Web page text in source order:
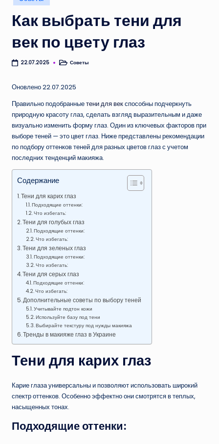
в
Как выбрать тени для
век по цвету глаз
22.07.2025
Опубликовано
Советы
Оновлено 22.07.2025
Правильно подобранныетени для векспособны подчеркнуть
природную красоту глаз, сделать взгляд выразительным и даже
визуально изменить форму глаз. Один из ключевых факторов при
выборе теней — это цвет глаз. Ниже представлены рекомендации
по подбору оттенков теней для разных цветов глаз с учетом
последних тенденций макияжа.
Содержание
Тени для карих глаз
Подходящие оттенки:
Что избегать:
Тени для голубых глаз
Подходящие оттенки:
Что избегать:
Тени для зеленых глаз
Подходящие оттенки:
Что избегать:
Тени для серых глаз
Подходящие оттенки:
Что избегать:
Дополнительные советы по выбору теней
Учитывайте подтон кожи
Используйте базу под тени
Выбирайте текстуру под нужды макияжа
Тренды в макияже глаз в Украине
Тени для карих глаз
Карие глаза универсальны и позволяют использовать широкий
спектр оттенков. Особенно эффектно они смотрятся в теплых,
насыщенных тонах.
Подходящие оттенки: